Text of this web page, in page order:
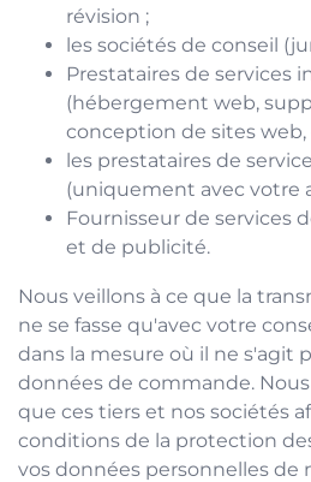
révision ;
les sociétés de conseil
Prestataires de services
(hébergement web,
conception de sites web,
les prestataires de
(uniquement avec votre
Fournisseur de services
et de publicité.
Nous veillons à ce que la
ne se fasse qu'avec votre
dans la mesure où il ne s'agit
données de commande.
que ces tiers et nos sociétés
conditions de la protection
vos données personnelles de